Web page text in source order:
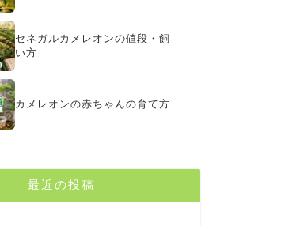
セネガルカメレオンの値段・飼
い方
カメレオンの赤ちゃんの育て方
最近の投稿